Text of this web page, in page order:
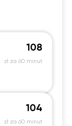
108
zł za 60 minut
104
zł za 60 minut